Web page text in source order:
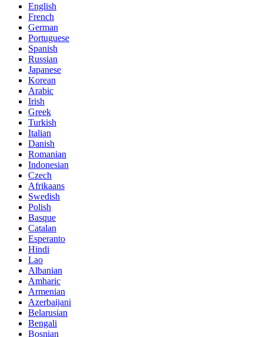
English
French
German
Portuguese
Spanish
Russian
Japanese
Korean
Arabic
Irish
Greek
Turkish
Italian
Danish
Romanian
Indonesian
Czech
Afrikaans
Swedish
Polish
Basque
Catalan
Esperanto
Hindi
Lao
Albanian
Amharic
Armenian
Azerbaijani
Belarusian
Bengali
Bosnian